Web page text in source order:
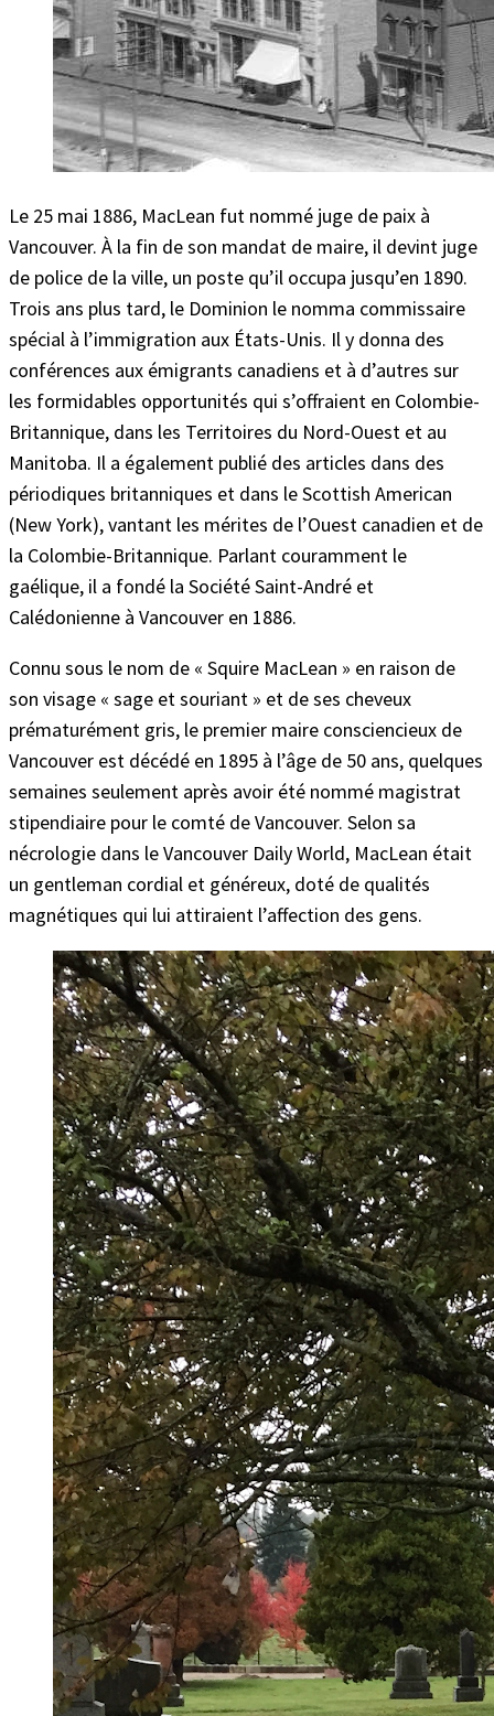
Le 25 mai 1886, MacLean fut nommé juge de paix à
Vancouver. À la fin de son mandat de maire, il devint juge
de police de la ville, un poste qu’il occupa jusqu’en 1890.
Trois ans plus tard, le Dominion le nomma commissaire
spécial à l’immigration aux États-Unis. Il y donna des
conférences aux émigrants canadiens et à d’autres sur
les formidables opportunités qui s’offraient en Colombie-
Britannique, dans les Territoires du Nord-Ouest et au
Manitoba. Il a également publié des articles dans des
périodiques britanniques et dans le Scottish American
(New York), vantant les mérites de l’Ouest canadien et de
la Colombie-Britannique. Parlant couramment le
gaélique, il a fondé la Société Saint-André et
Calédonienne à Vancouver en 1886.
Connu sous le nom de « Squire MacLean » en raison de
son visage « sage et souriant » et de ses cheveux
prématurément gris, le premier maire consciencieux de
Vancouver est décédé en 1895 à l’âge de 50 ans, quelques
semaines seulement après avoir été nommé magistrat
stipendiaire pour le comté de Vancouver. Selon sa
nécrologie dans le Vancouver Daily World, MacLean était
un gentleman cordial et généreux, doté de qualités
magnétiques qui lui attiraient l’affection des gens.